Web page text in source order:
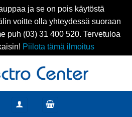
ja se on pois käytöstä
voitte olla yhteydessä suoraan
puh (03) 31 400 520. Tervetuloa
Piilota tämä ilmoitus